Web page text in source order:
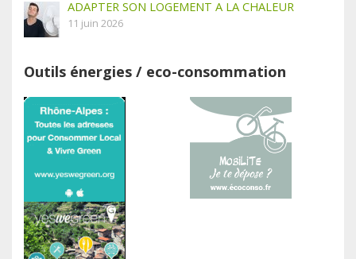
ADAPTER SON LOGEMENT A LA CHALEUR
11 juin 2026
Outils énergies / eco-consommation